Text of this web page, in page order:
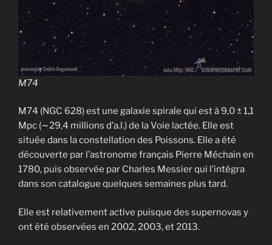
M74
M74 (NGC 628) est une galaxie spirale qui est à 9,0 ± 1,1
Mpc (∼29,4 millions d’a.l.) de la Voie lactée. Elle est
située dans la constellation des Poissons. Elle a été
découverte par l’astronome français Pierre Méchain en
1780, puis observée par Charles Messier qui l’intégra
dans son catalogue quelques semaines plus tard.
Elle est relativement active puisque des supernovas y
ont été observées en 2002, 2003, et 2013.